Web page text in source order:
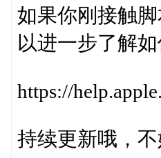
如果你刚接触
以进一步了解
https://
持续更新哦，